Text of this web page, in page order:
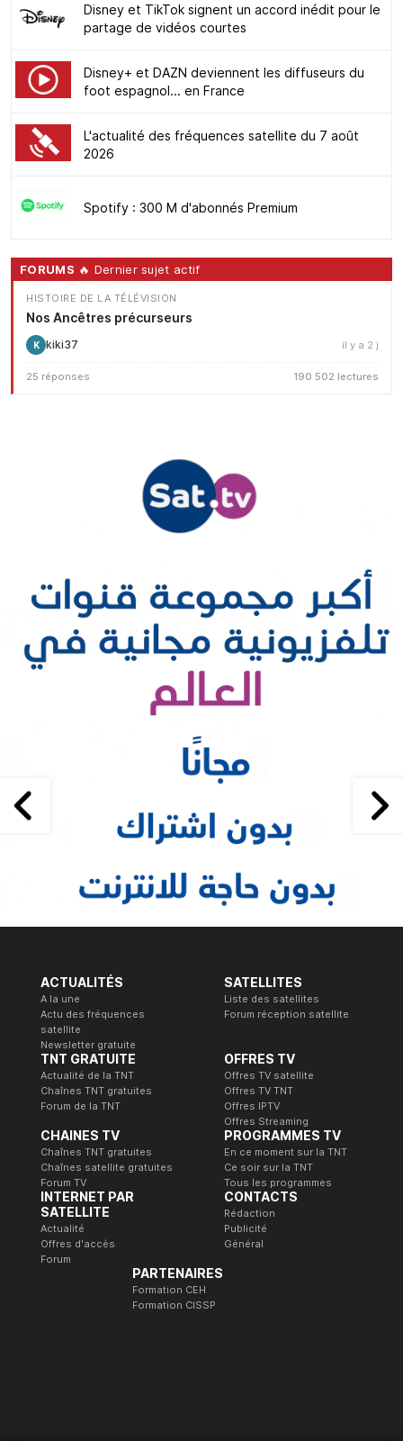
Disney et TikTok signent un accord inédit pour le
partage de vidéos courtes
Disney+ et DAZN deviennent les diffuseurs du
foot espagnol... en France
L'actualité des fréquences satellite du 7 août
2026
Spotify : 300 M d'abonnés Premium
FORUMS 🔥 Dernier sujet actif
HISTOIRE DE LA TÉLÉVISION
Nos Ancêtres précurseurs
K kiki37 il y a 2 j
25 réponses 190 502 lectures
ACTUALITÉS
A la une
Actu des fréquences
satellite
Newsletter gratuite
SATELLITES
Liste des satellites
Forum réception satellite
TNT GRATUITE
Actualité de la TNT
Chaînes TNT gratuites
Forum de la TNT
OFFRES TV
Offres TV satellite
Offres TV TNT
Offres IPTV
Offres Streaming
CHAINES TV
Chaînes TNT gratuites
Chaînes satellite gratuites
Forum TV
PROGRAMMES TV
En ce moment sur la TNT
Ce soir sur la TNT
Tous les programmes
INTERNET PAR
SATELLITE
Actualité
Offres d'accès
Forum
CONTACTS
Rédaction
Publicité
Général
PARTENAIRES
Formation CEH
Formation CISSP